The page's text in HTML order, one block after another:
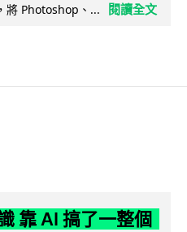
將 Photoshop、...
閱讀全文
靠 AI 搞了一整個